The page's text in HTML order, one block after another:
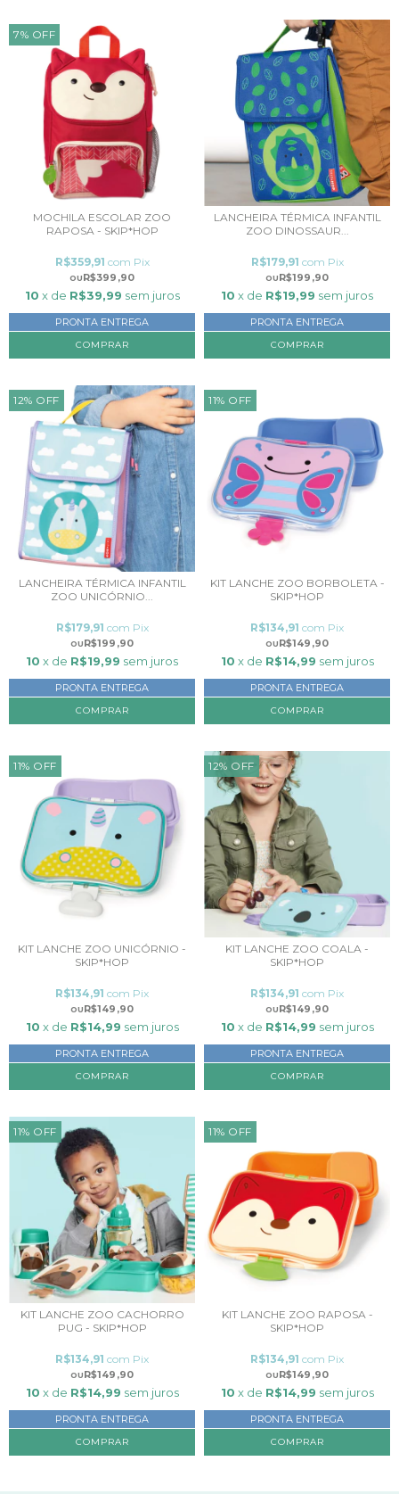
7% OFF
MOCHILA ESCOLAR ZOO
RAPOSA - SKIP*HOP
R$399,90
R$359,91 com Pix
10 x de R$39,99 sem juros
PRONTA ENTREGA
LANCHEIRA TÉRMICA INFANTIL
ZOO DINOSSAUR...
R$199,90
R$179,91 com Pix
10 x de R$19,99 sem juros
PRONTA ENTREGA
12% OFF
LANCHEIRA TÉRMICA INFANTIL
ZOO UNICÓRNIO...
R$199,90
R$179,91 com Pix
10 x de R$19,99 sem juros
PRONTA ENTREGA
11% OFF
KIT LANCHE ZOO BORBOLETA -
SKIP*HOP
R$149,90
R$134,91 com Pix
10 x de R$14,99 sem juros
PRONTA ENTREGA
11% OFF
KIT LANCHE ZOO UNICÓRNIO -
SKIP*HOP
R$149,90
R$134,91 com Pix
10 x de R$14,99 sem juros
PRONTA ENTREGA
12% OFF
KIT LANCHE ZOO COALA -
SKIP*HOP
R$149,90
R$134,91 com Pix
10 x de R$14,99 sem juros
PRONTA ENTREGA
11% OFF
KIT LANCHE ZOO CACHORRO
PUG - SKIP*HOP
R$149,90
R$134,91 com Pix
10 x de R$14,99 sem juros
PRONTA ENTREGA
11% OFF
KIT LANCHE ZOO RAPOSA -
SKIP*HOP
R$149,90
R$134,91 com Pix
10 x de R$14,99 sem juros
PRONTA ENTREGA